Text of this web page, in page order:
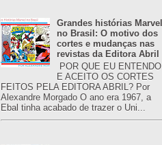
Grandes histórias Marvel
no Brasil: O motivo dos
cortes e mudanças nas
revistas da Editora Abril
POR QUE EU ENTENDO
E ACEITO OS CORTES
FEITOS PELA EDITORA ABRIL? Por
Alexandre Morgado O ano era 1967, a
Ebal tinha acabado de trazer o Uni...